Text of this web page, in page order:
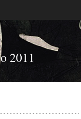
2011